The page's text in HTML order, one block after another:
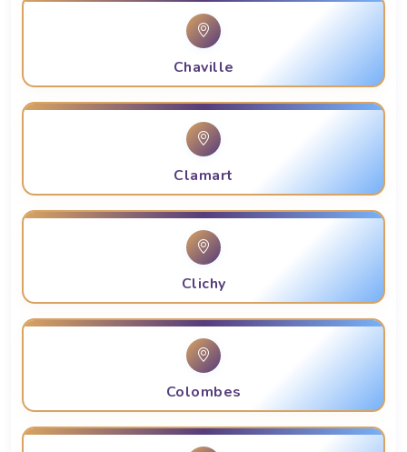
Chaville
Clamart
Clichy
Colombes